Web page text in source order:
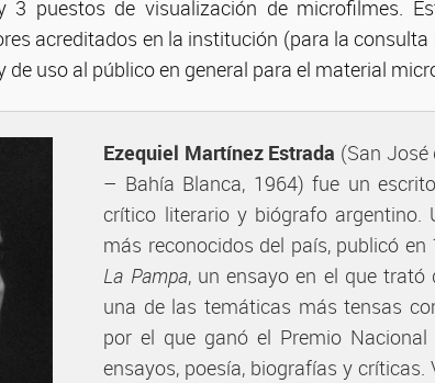
3 puestos de visualización de microfilmes.
acreditados en la institución (para la
de uso al público en general para el material
Ezequiel Martínez Estrada (San José
– Bahía Blanca, 1964) fue un
crítico literario y biógrafo argentino.
más reconocidos del país, publicó en
La Pampa, un ensayo en el que
una de las temáticas más tensas
por el que ganó el Premio Nacional
ensayos, poesía, biografías y críticas.